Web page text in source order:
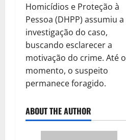
Homicídios e Proteção à
Pessoa (DHPP) assumiu a
investigação do caso,
buscando esclarecer a
motivação do crime. Até o
momento, o suspeito
permanece foragido.
ABOUT THE AUTHOR